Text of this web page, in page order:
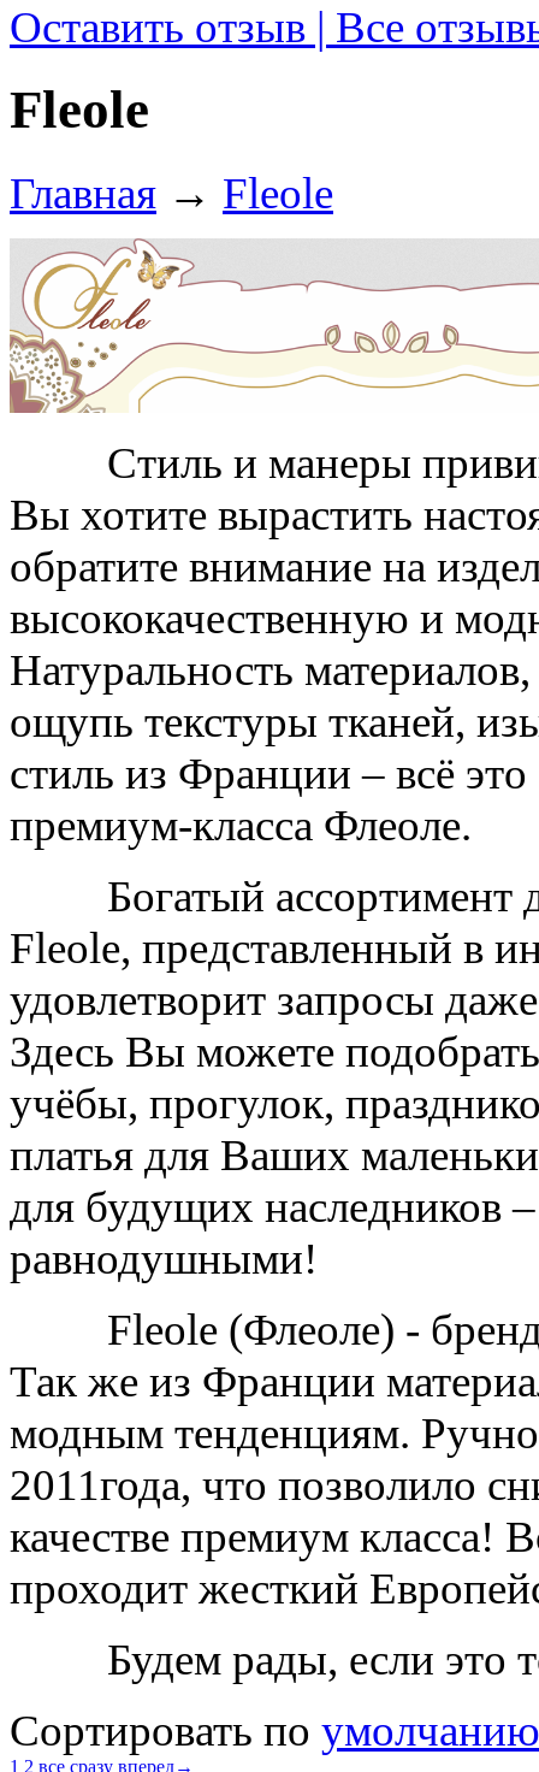
Оставить отзыв | Все
Fleole
Главная → Fleole
Стиль и манеры
Вы хотите вырастить
обратите внимание на
высококачественную и
Натуральность
ощупь текстуры тканей,
стиль из Франции – всё
премиум-класса Флеоле.
Богатый
Fleole, представленный в
удовлетворит запросы
Здесь Вы можете
учёбы, прогулок,
платья для Ваших
для будущих наследников
равнодушными!
Fleole (Флеоле) - бренд
Так же из Франции
модным тенденциям.
2011года, что позволило
качестве премиум класса!
проходит жесткий
Будем рады, если это
Сортировать по умолчанию
1 2 все сразу вперед→